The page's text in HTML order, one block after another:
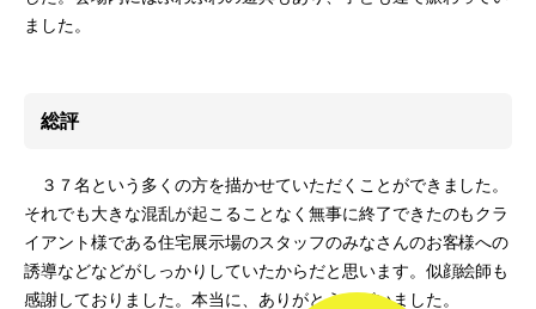
ました。
総評
３７名という多くの方を描かせていただくことができました。
それでも大きな混乱が起こることなく無事に終了できたのもクラ
イアント様である住宅展示場のスタッフのみなさんのお客様への
誘導などなどがしっかりしていたからだと思います。似顔絵師も
感謝しておりました。本当に、ありがとうございました。